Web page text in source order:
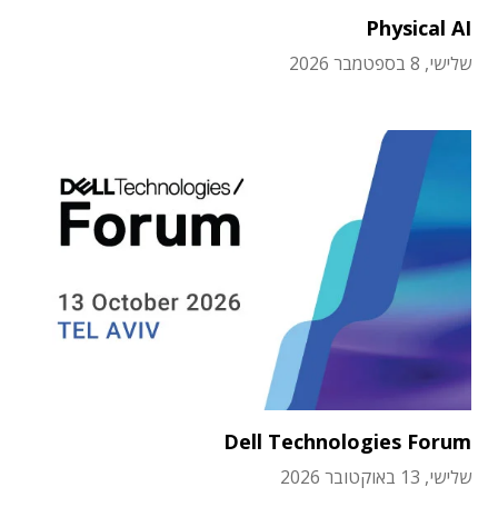
Physical AI
שלישי, 8 בספטמבר 2026
Dell Technologies Forum
שלישי, 13 באוקטובר 2026